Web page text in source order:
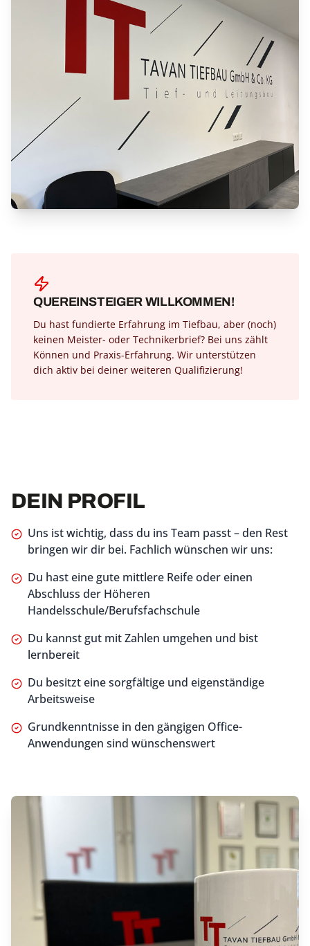
QUEREINSTEIGER WILLKOMMEN!
Du hast fundierte Erfahrung im Tiefbau, aber (noch)
keinen Meister- oder Technikerbrief? Bei uns zählt
Können und Praxis-Erfahrung. Wir unterstützen
dich aktiv bei deiner weiteren Qualifizierung!
DEIN PROFIL
Uns ist wichtig, dass du ins Team passt – den Rest
bringen wir dir bei. Fachlich wünschen wir uns:
Du hast eine gute mittlere Reife oder einen
Abschluss der Höheren
Handelsschule/Berufsfachschule
Du kannst gut mit Zahlen umgehen und bist
lernbereit
Du besitzt eine sorgfältige und eigenständige
Arbeitsweise
Grundkenntnisse in den gängigen Office-
Anwendungen sind wünschenswert